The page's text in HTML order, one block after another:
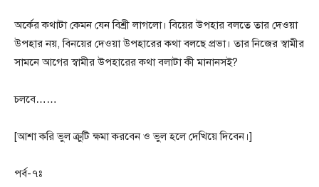
অর্কের কথাটা কেমন যেন বিশ্রী লাগলো। বিয়ের উপহার বলতে তার দেওয়া
উপহার নয়, বিনয়ের দেওয়া উপহারের কথা বলছে প্রভা। তার নিজের স্বামীর
সামনে আগের স্বামীর উপহারের কথা বলাটা কী মানানসই?
চলবে……
[আশা করি ভুল ক্রুটি ক্ষমা করবেন ও ভুল হলে দেখিয়ে দিবেন।]
পর্ব-৭ঃ